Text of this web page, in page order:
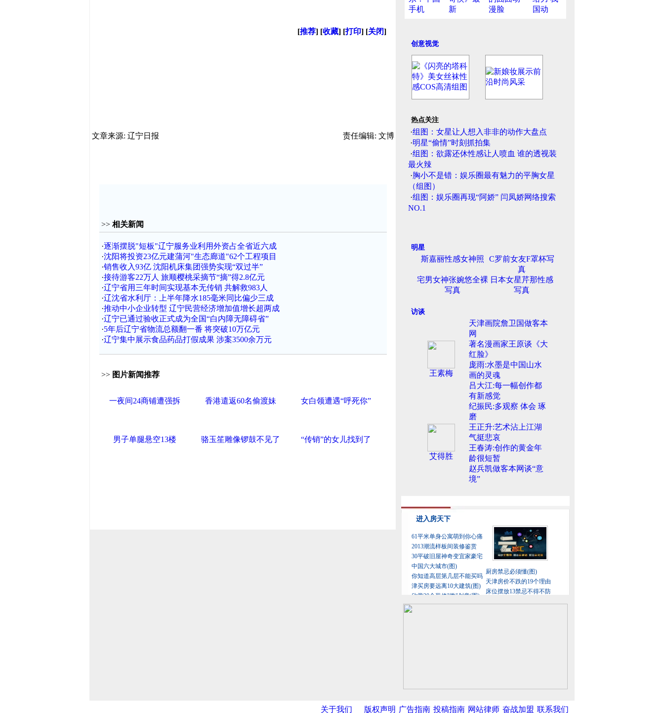
[推荐] [收藏] [打印] [关闭]
文章来源: 辽宁日报 责任编辑: 文博
>> 相关新闻
·逐渐摆脱"短板"辽宁服务业利用外资占全省近六成
·沈阳将投资23亿元建蒲河"生态廊道"62个工程项目
·销售收入93亿 沈阳机床集团强势实现“双过半”
·接待游客22万人 旅顺樱桃采摘节“摘”得2.8亿元
·辽宁省用三年时间实现基本无传销 共解救983人
·辽沈省水利厅：上半年降水185毫米同比偏少三成
·推动中小企业转型 辽宁民营经济增加值增长超两成
·辽宁已通过验收正式成为全国“白内障无障碍省”
·5年后辽宁省物流总额翻一番 将突破10万亿元
·辽宁集中展示食品药品打假成果 涉案3500余万元
>> 图片新闻推荐
一夜间24商铺遭强拆 香港遣返60名偷渡妹 女白领遭遇“呼死你”
男子单腿悬空13楼 骆玉笙雕像锣鼓不见了 “传销”的女儿找到了
创意视觉
热点关注
·组图：女星让人想入非非的动作大盘点
·明星“偷情”时刻抓拍集
·组图：欲露还休性感让人喷血 谁的透视装
最火辣
·胸小不是错：娱乐圈最有魅力的平胸女星
（组图）
·组图：娱乐圈再现“阿娇” 闫凤娇网络搜索
NO.1
明星
斯嘉丽性感女神照
C罗前女友F罩杯写
真
宅男女神张婉悠全裸
写真
日本女星芹那性感
写真
访谈
王素梅
天津画院詹卫国做客本
网
著名漫画家王原谈《大
红脸》
庞雨:水墨是中国山水
画的灵魂
吕大江:每一幅创作都
有新感觉
艾得胜
纪振民:多观察 体会 琢
磨
王正升:艺术沾上江湖
气挺悲哀
王春涛:创作的黄金年
龄很短暂
赵兵凯做客本网谈“意
境”
关于我们 版权声明 广告指南 投稿指南 网站律师 奋战加盟 联系我们